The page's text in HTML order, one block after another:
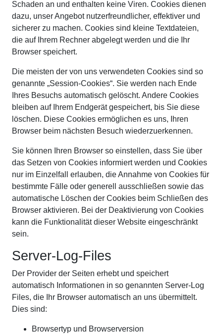
Schaden an und enthalten keine Viren. Cookies dienen
dazu, unser Angebot nutzerfreundlicher, effektiver und
sicherer zu machen. Cookies sind kleine Textdateien,
die auf Ihrem Rechner abgelegt werden und die Ihr
Browser speichert.
Die meisten der von uns verwendeten Cookies sind so
genannte „Session-Cookies“. Sie werden nach Ende
Ihres Besuchs automatisch gelöscht. Andere Cookies
bleiben auf Ihrem Endgerät gespeichert, bis Sie diese
löschen. Diese Cookies ermöglichen es uns, Ihren
Browser beim nächsten Besuch wiederzuerkennen.
Sie können Ihren Browser so einstellen, dass Sie über
das Setzen von Cookies informiert werden und Cookies
nur im Einzelfall erlauben, die Annahme von Cookies für
bestimmte Fälle oder generell ausschließen sowie das
automatische Löschen der Cookies beim Schließen des
Browser aktivieren. Bei der Deaktivierung von Cookies
kann die Funktionalität dieser Website eingeschränkt
sein.
Server-Log-Files
Der Provider der Seiten erhebt und speichert
automatisch Informationen in so genannten Server-Log
Files, die Ihr Browser automatisch an uns übermittelt.
Dies sind:
Browsertyp und Browserversion